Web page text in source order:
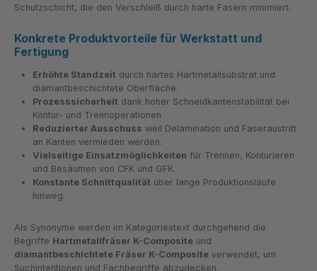
Schutzschicht, die den Verschleiß durch harte Fasern minimiert.
Konkrete Produktvorteile für Werkstatt und
Fertigung
Erhöhte Standzeit durch hartes Hartmetallsubstrat und
diamantbeschichtete Oberfläche.
Prozesssicherheit dank hoher Schneidkantenstabilität bei
Kontur- und Trennoperationen.
Reduzierter Ausschuss weil Delamination und Faseraustritt
an Kanten vermieden werden.
Vielseitige Einsatzmöglichkeiten für Trennen, Konturieren
und Besäumen von CFK und GFK.
Konstante Schnittqualität über lange Produktionsläufe
hinweg.
Als Synonyme werden im Kategoriestext durchgehend die
Begriffe Hartmetallfräser K-Composite und
diamantbeschichtete Fräser K-Composite verwendet, um
Suchintentionen und Fachbegriffe abzudecken.